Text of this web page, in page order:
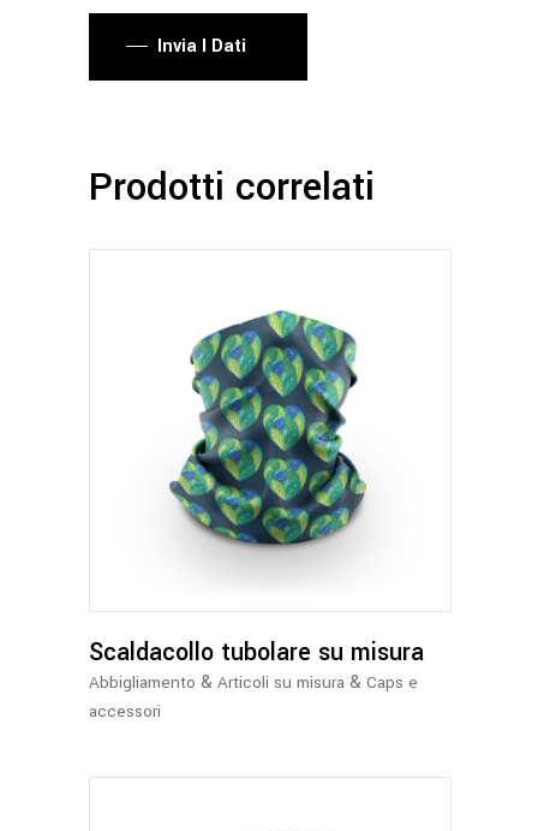
Invia I Dati
Prodotti correlati
Scaldacollo tubolare su misura
Abbigliamento & Articoli su misura & Caps e
accessori